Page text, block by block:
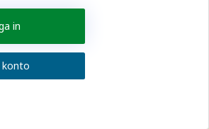
in
konto